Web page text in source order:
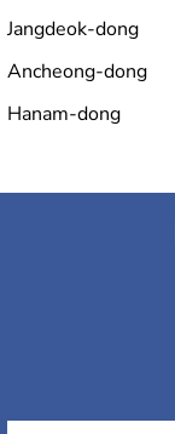
Jangdeok-dong
Ancheong-dong
Hanam-dong